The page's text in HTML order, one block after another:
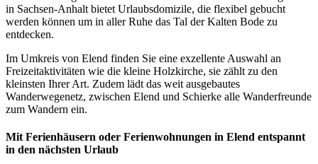
in Sachsen-Anhalt bietet Urlaubsdomizile, die flexibel gebucht
werden können um in aller Ruhe das Tal der Kalten Bode zu
entdecken.
Im Umkreis von Elend finden Sie eine exzellente Auswahl an
Freizeitaktivitäten wie die kleine Holzkirche, sie zählt zu den
kleinsten Ihrer Art. Zudem lädt das weit ausgebautes
Wanderwegenetz, zwischen Elend und Schierke alle Wanderfreunde
zum Wandern ein.
Mit Ferienhäusern oder Ferienwohnungen in Elend entspannt
in den nächsten Urlaub